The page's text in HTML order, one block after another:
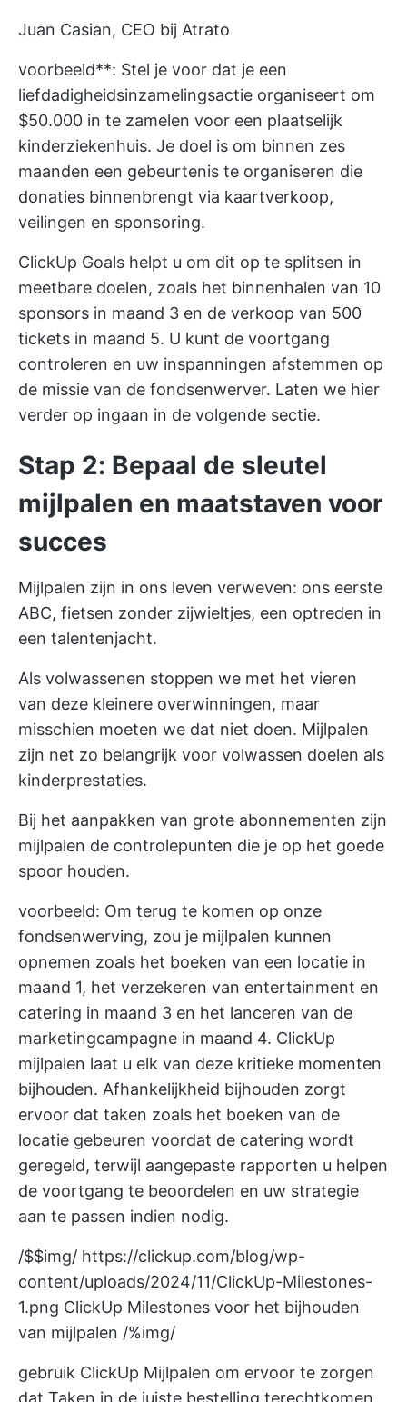
Juan Casian, CEO bij Atrato
voorbeeld**: Stel je voor dat je een
liefdadigheidsinzamelingsactie organiseert om
$50.000 in te zamelen voor een plaatselijk
kinderziekenhuis. Je doel is om binnen zes
maanden een gebeurtenis te organiseren die
donaties binnenbrengt via kaartverkoop,
veilingen en sponsoring.
ClickUp Goals helpt u om dit op te splitsen in
meetbare doelen, zoals het binnenhalen van 10
sponsors in maand 3 en de verkoop van 500
tickets in maand 5. U kunt de voortgang
controleren en uw inspanningen afstemmen op
de missie van de fondsenwerver. Laten we hier
verder op ingaan in de volgende sectie.
Stap 2: Bepaal de sleutel
mijlpalen en maatstaven voor
succes
Mijlpalen zijn in ons leven verweven: ons eerste
ABC, fietsen zonder zijwieltjes, een optreden in
een talentenjacht.
Als volwassenen stoppen we met het vieren
van deze kleinere overwinningen, maar
misschien moeten we dat niet doen. Mijlpalen
zijn net zo belangrijk voor volwassen doelen als
kinderprestaties.
Bij het aanpakken van grote abonnementen zijn
mijlpalen de controlepunten die je op het goede
spoor houden.
voorbeeld: Om terug te komen op onze
fondsenwerving, zou je mijlpalen kunnen
opnemen zoals het boeken van een locatie in
maand 1, het verzekeren van entertainment en
catering in maand 3 en het lanceren van de
marketingcampagne in maand 4. ClickUp
mijlpalen laat u elk van deze kritieke momenten
bijhouden. Afhankelijkheid bijhouden zorgt
ervoor dat taken zoals het boeken van de
locatie gebeuren voordat de catering wordt
geregeld, terwijl aangepaste rapporten u helpen
de voortgang te beoordelen en uw strategie
aan te passen indien nodig.
/$$img/ https://clickup.com/blog/wp-
content/uploads/2024/11/ClickUp-Milestones-
1.png ClickUp Milestones voor het bijhouden
van mijlpalen /%img/
gebruik ClickUp Mijlpalen om ervoor te zorgen
dat Taken in de juiste bestelling terechtkomen